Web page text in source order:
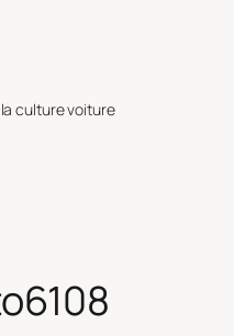
culture voiture